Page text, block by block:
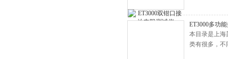
ET3000多功
本目录是上海
类有很多，不